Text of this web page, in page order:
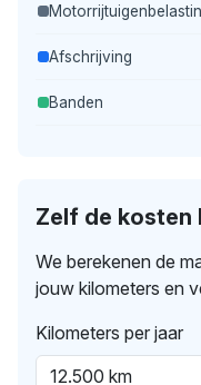
Afschrijving
Banden
Zelf de kosten
We berekenen de
jouw kilometers en
Kilometers per jaar